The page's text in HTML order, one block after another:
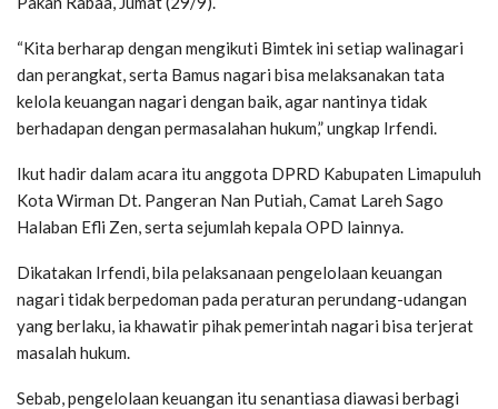
“Kita berharap dengan mengikuti Bimtek ini setiap walinagari
dan perangkat, serta Bamus nagari bisa melaksanakan tata
kelola keuangan nagari dengan baik, agar nantinya tidak
berhadapan dengan permasalahan hukum,” ungkap Irfendi.
Ikut hadir dalam acara itu anggota DPRD Kabupaten Limapuluh
Kota Wirman Dt. Pangeran Nan Putiah, Camat Lareh Sago
Halaban Efli Zen, serta sejumlah kepala OPD lainnya.
Dikatakan Irfendi, bila pelaksanaan pengelolaan keuangan
nagari tidak berpedoman pada peraturan perundang-udangan
yang berlaku, ia khawatir pihak pemerintah nagari bisa terjerat
masalah hukum.
Sebab, pengelolaan keuangan itu senantiasa diawasi berbagi